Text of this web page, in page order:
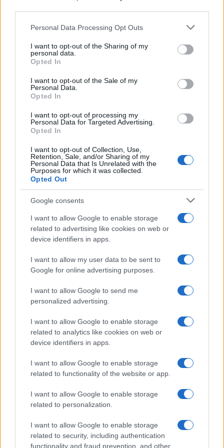
Please note that this website/app uses one or more Google
not limited to your visit or usage behaviour. You may click to
grant or deny consent to Google and its third-party tags to
use your data for below specified purposes in below Google
consent section.
Personal Data Processing Opt Outs
I want to opt-out of the Sharing of my
personal data.
Opted In
I want to opt-out of the Sale of my
Personal Data.
Opted In
I want to opt-out of processing my
Personal Data for Targeted Advertising.
Opted In
I want to opt-out of Collection, Use,
Retention, Sale, and/or Sharing of my
Personal Data that Is Unrelated with the
Purposes for which it was collected.
Opted Out
Google consents
I want to allow Google to enable storage
related to advertising like cookies on web or
device identifiers in apps.
I want to allow my user data to be sent to
Google for online advertising purposes.
I want to allow Google to send me
personalized advertising.
I want to allow Google to enable storage
related to analytics like cookies on web or
device identifiers in apps.
I want to allow Google to enable storage
related to functionality of the website or app.
I want to allow Google to enable storage
related to personalization.
I want to allow Google to enable storage
related to security, including authentication
functionality and fraud prevention, and other
operatività continuativa e gestione della liquidità,
spesso è preferibile un conto con carta di debito.
Valutare costi, limiti e funzionalità consente di
adottare lo strumento più coerente con le proprie
AUTORE
Francesca Spadaro
Francesca Spadaro ha ricostruito una catena
di investimenti veronese partendo dai bilanci
analista finanziaria che coordina dossier su
PMI e mercati. Laureata in economia,
collabora con camerali locali e cura
newsletter economiche territoriali.